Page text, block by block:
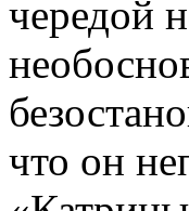
чередой
что он